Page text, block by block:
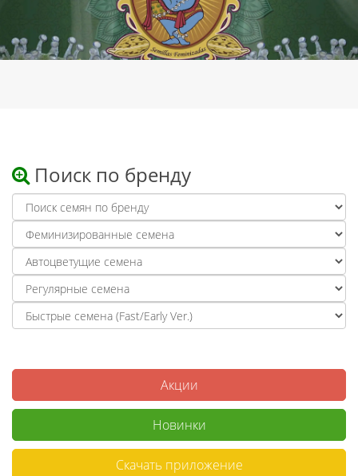
Поиск по бренду
Акции
Новинки
Скачать приложение